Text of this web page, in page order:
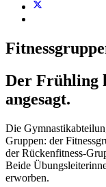
Der Frühling
angesagt.
Die
Gruppen: der
der Rückenfitness-
Beide
erworben.